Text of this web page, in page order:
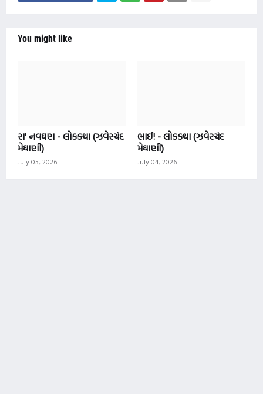
You might like
રા' નવઘણ - લોકકથા (ઝવેરચંદ
મેઘાણી)
July 05, 2026
ભાઈ! - લોકકથા (ઝવેરચંદ
મેઘાણી)
July 04, 2026